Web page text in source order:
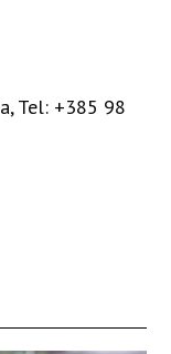
,Tel: +385 98